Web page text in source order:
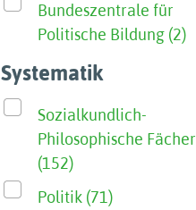
Bundeszentrale für
Politische Bildung (2)
Systematik
Sozialkundlich-
Philosophische Fächer
(152)
Politik (71)